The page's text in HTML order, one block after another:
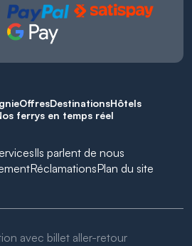
OffresDestinationsHôtels
ferrys en temps réel
Ils parlent de nous
RéclamationsPlan du site
avec billet aller-retour